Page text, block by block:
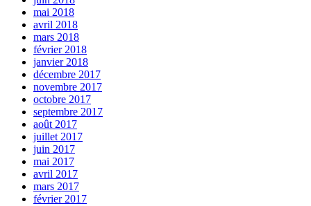
mai 2018
avril 2018
mars 2018
février 2018
janvier 2018
décembre 2017
novembre 2017
octobre 2017
septembre 2017
août 2017
juillet 2017
juin 2017
mai 2017
avril 2017
mars 2017
février 2017